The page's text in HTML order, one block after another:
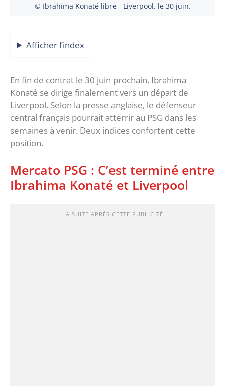
© Ibrahima Konaté libre - Liverpool, le 30 juin.
Afficher l’index
En fin de contrat le 30 juin prochain, Ibrahima
Konaté se dirige finalement vers un départ de
Liverpool. Selon la presse anglaise, le défenseur
central français pourrait atterrir au PSG dans les
semaines à venir. Deux indices confortent cette
position.
Mercato PSG : C’est terminé entre
Ibrahima Konaté et Liverpool
LA SUITE APRÈS CETTE PUBLICITÉ